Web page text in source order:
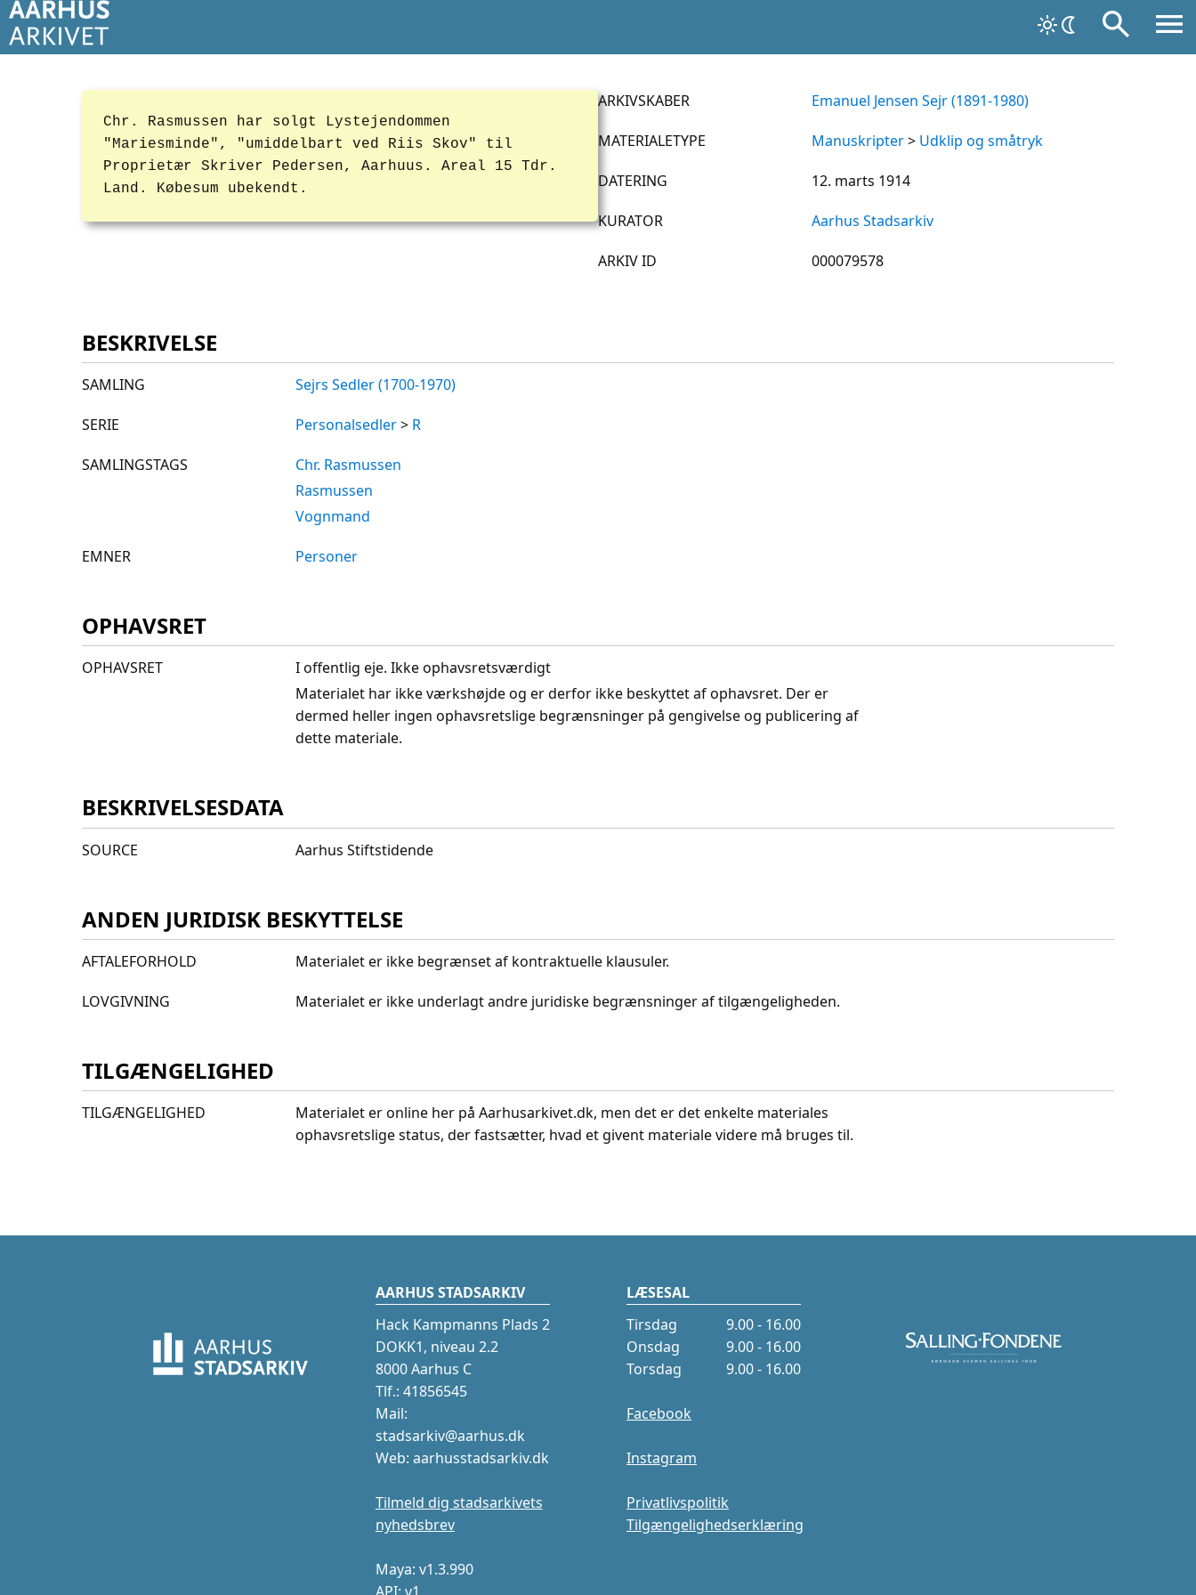
Chr. Rasmussen har solgt Lystejendommen
"Mariesminde", "umiddelbart ved Riis Skov" til
Proprietær Skriver Pedersen, Aarhuus. Areal 15 Tdr.
Land. Købesum ubekendt.
ARKIVSKABER Emanuel Jensen Sejr (1891-1980)
MATERIALETYPE Manuskripter> Udklip og småtryk
DATERING 12. marts 1914
KURATOR Aarhus Stadsarkiv
ARKIV ID 000079578
BESKRIVELSE
SAMLING Sejrs Sedler (1700-1970)
SERIE Personalsedler> R
SAMLINGSTAGS
Chr. Rasmussen
Rasmussen
Vognmand
EMNER Personer
OPHAVSRET
OPHAVSRET
I offentlig eje. Ikke ophavsretsværdigt
Materialet har ikke værkshøjde og er derfor ikke beskyttet af ophavsret. Der er
dermed heller ingen ophavsretslige begrænsninger på gengivelse og publicering af
dette materiale.
BESKRIVELSESDATA
SOURCE Aarhus Stiftstidende
ANDEN JURIDISK BESKYTTELSE
AFTALEFORHOLD Materialet er ikke begrænset af kontraktuelle klausuler.
LOVGIVNING Materialet er ikke underlagt andre juridiske begrænsninger af tilgængeligheden.
TILGÆNGELIGHED
TILGÆNGELIGHED
Materialet er online her på Aarhusarkivet.dk, men det er det enkelte materiales
ophavsretslige status, der fastsætter, hvad et givent materiale videre må bruges til.
AARHUS STADSARKIV
Hack Kampmanns Plads 2
DOKK1, niveau 2.2
8000 Aarhus C
Tlf.: 41856545
Mail:
stadsarkiv@aarhus.dk
Web: aarhusstadsarkiv.dk
Tilmeld dig stadsarkivets
nyhedsbrev
Maya: v1.3.990
LÆSESAL
Tirsdag
9.00 - 16.00
Onsdag
9.00 - 16.00
Torsdag
9.00 - 16.00
Facebook
Instagram
Privatlivspolitik
Tilgængelighedserklæring